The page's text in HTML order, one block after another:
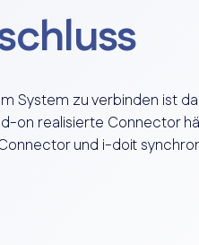
System zu verbinden ist
on realisierte Connector
und i-doit